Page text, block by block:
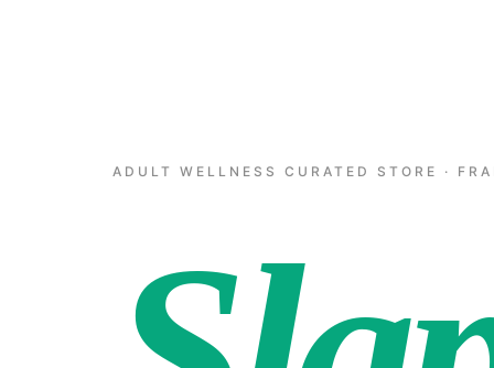
ADULT WELLNESS CURATED STORE ·